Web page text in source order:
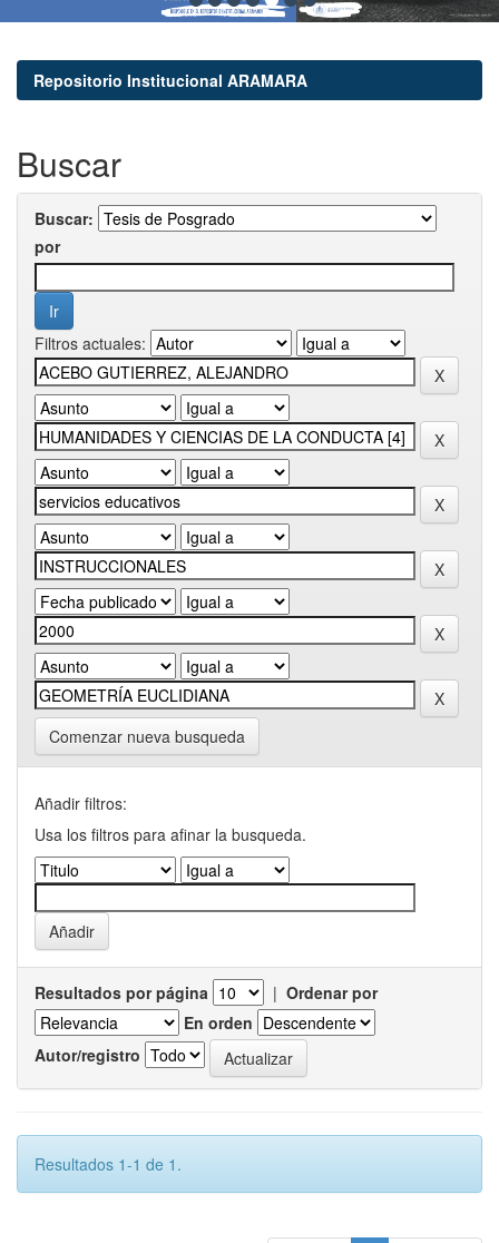
Repositorio Institucional ARAMARA
Buscar
Buscar:
por
Filtros actuales:
Comenzar nueva busqueda
Añadir filtros:
Usa los filtros para afinar la busqueda.
Resultados por página | Ordenar por
En orden
Autor/registro
Resultados 1-1 de 1.